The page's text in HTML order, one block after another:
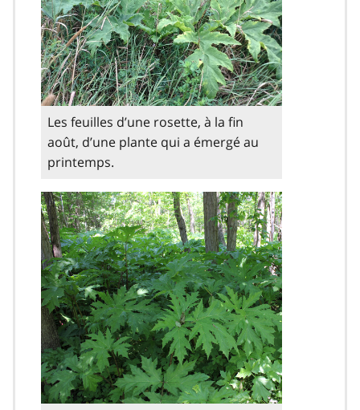
Les feuilles d’une rosette, à la fin
août, d’une plante qui a émergé au
printemps.